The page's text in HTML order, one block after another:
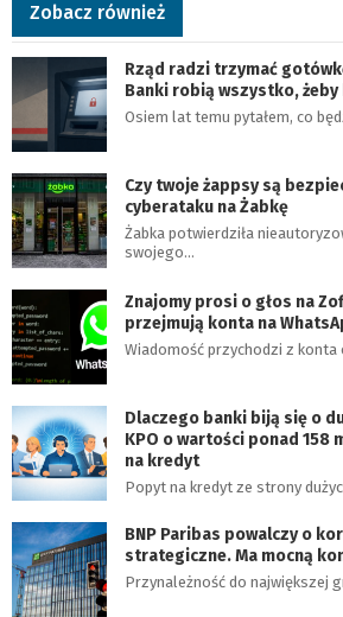
Zobacz również
Rząd radzi trzymać
Banki robią wszystko,
Osiem lat temu pytałem, co
Czy twoje żappsy są
cyberataku na Żabkę
Żabka potwierdziła
swojego…
Znajomy prosi o głos na
przejmują konta na
Wiadomość przychodzi z konta
Dlaczego banki biją się o
KPO o wartości ponad 158
na kredyt
Popyt na kredyt ze strony
BNP Paribas powalczy o
strategiczne. Ma mocną
Przynależność do największej